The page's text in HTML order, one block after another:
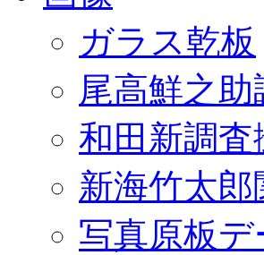
ガラス乾板
尾高鮮之
和田新調査
新海竹太
写真原板